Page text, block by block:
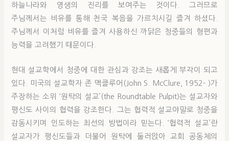
하늘나라와 영생의 진리를 보여주는 것이다. 그러므로
주님께서는 비유를 통해 천국 복음을 가르치시길 즐겨 하셨다.
주님께서 이처럼 비유를 즐겨 사용하신 까닭은 청중들의 형편과
능력을 고려했기 때문이다.
현대 설교학에서 청중에 대한 관심과 강조는 새롭게 부각이 되고
있다. 미국의 설교학자 존 맥클루어(John S. McClure, 1952- )가
주장하는 소위 ‘원탁의 설교’(the Roundtable Pulpit)는 설교자와
평신도 사이의 협력을 강조한다. 그는 협력적 설교야말로 청중을
감동시키며 인도하는 최선의 방법이라 믿는다. ‘협력적 설교’란
설교자가 평신도들과 더불어 원탁에 둘러앉아 교회 공동체의